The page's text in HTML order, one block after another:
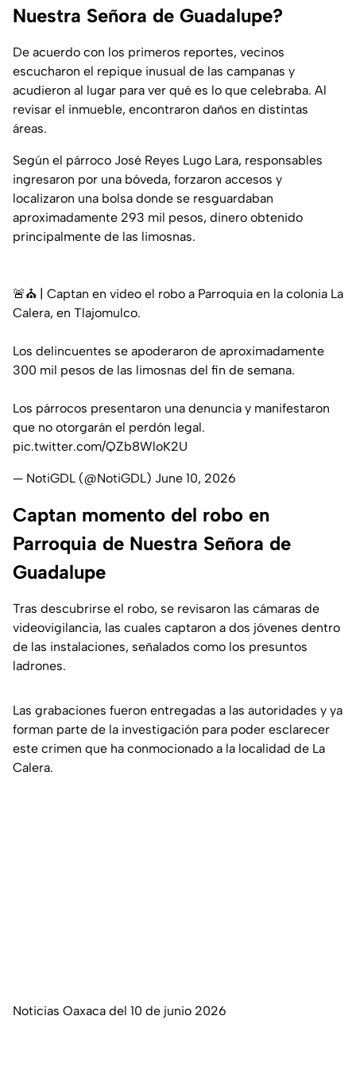
Nuestra Señora de Guadalupe?
De acuerdo con los primeros reportes, vecinos
escucharon el repique inusual de las campanas y
acudieron al lugar para ver qué es lo que celebraba. Al
revisar el inmueble, encontraron daños en distintas
áreas.
Según el párroco José Reyes Lugo Lara, responsables
ingresaron por una bóveda, forzaron accesos y
localizaron una bolsa donde se resguardaban
aproximadamente 293 mil pesos, dinero obtenido
principalmente de las limosnas.
🚨⛪ | Captan en video el robo a Parroquia en la colonia La
Calera, en Tlajomulco.
Los delincuentes se apoderaron de aproximadamente
300 mil pesos de las limosnas del fin de semana.
Los párrocos presentaron una denuncia y manifestaron
que no otorgarán el perdón legal.
pic.twitter.com/QZb8WloK2U
— NotiGDL (@NotiGDL) June 10, 2026
Captan momento del robo en
Parroquia de Nuestra Señora de
Guadalupe
Tras descubrirse el robo, se revisaron las cámaras de
videovigilancia, las cuales captaron a dos jóvenes dentro
de las instalaciones, señalados como los presuntos
ladrones.
Las grabaciones fueron entregadas a las autoridades y ya
forman parte de la investigación para poder esclarecer
este crimen que ha conmocionado a la localidad de La
Calera.
Noticias Oaxaca del 10 de junio 2026